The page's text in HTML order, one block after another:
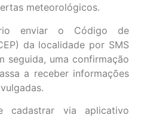
meteorológicos.
enviar o Código de
da localidade por SMS
seguida, uma confirmação
a receber informações
cadastrar via aplicativo